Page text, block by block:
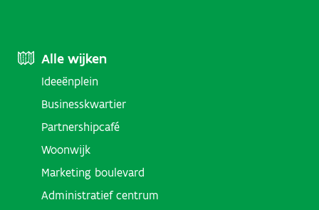
Footer
Menu
(Districts)
Alle wijken
Ideeënplein
Businesskwartier
Partnershipcafé
Woonwijk
Marketing boulevard
Administratief centrum